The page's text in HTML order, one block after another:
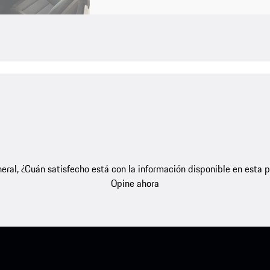
¿Cuán satisfecho está con la información disponible en esta
Opine ahora